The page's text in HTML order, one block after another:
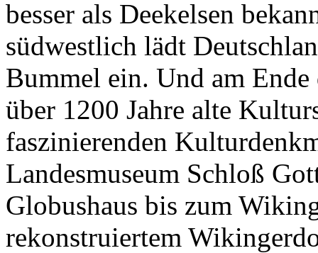
besser als Deekelsen
südwestlich lädt
Bummel ein. Und am
über 1200 Jahre alte
faszinierenden
Landesmuseum Schloß
Globushaus bis zum
rekonstruiertem